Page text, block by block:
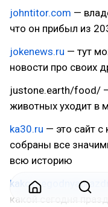
johntitor.com —
что он прибыл из
jokenews.ru — тут
новости про своих
justone.earth/food/
животных уходит в
ka30.ru — это сайт с
собраны все
всю историю
какой сегодня